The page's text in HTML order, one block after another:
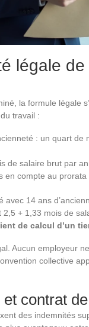
légale
la formule légale
travail :
: un quart de
de salaire brut par
en compte au
avec 14 ans
+ 1,33 mois de
de calcul d’un
Aucun employeur
collective
contrat
des indemnités